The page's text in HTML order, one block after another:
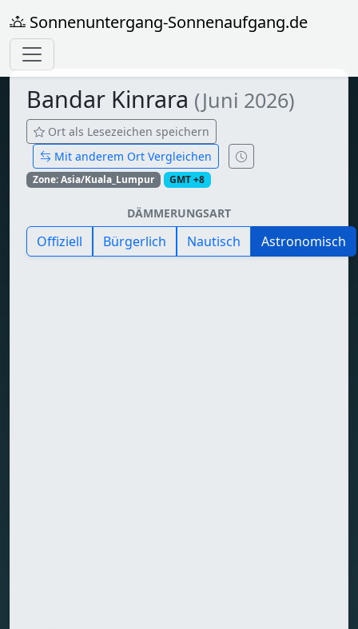
Sonnenuntergang-Sonnenaufgang.de
Bandar Kinrara (Juni 2026)
Ort als Lesezeichen speichern
Mit anderem Ort Vergleichen
Zone: Asia/Kuala_Lumpur GMT +8
DÄMMERUNGSART
Offiziell Bürgerlich Nautisch Astronomisch